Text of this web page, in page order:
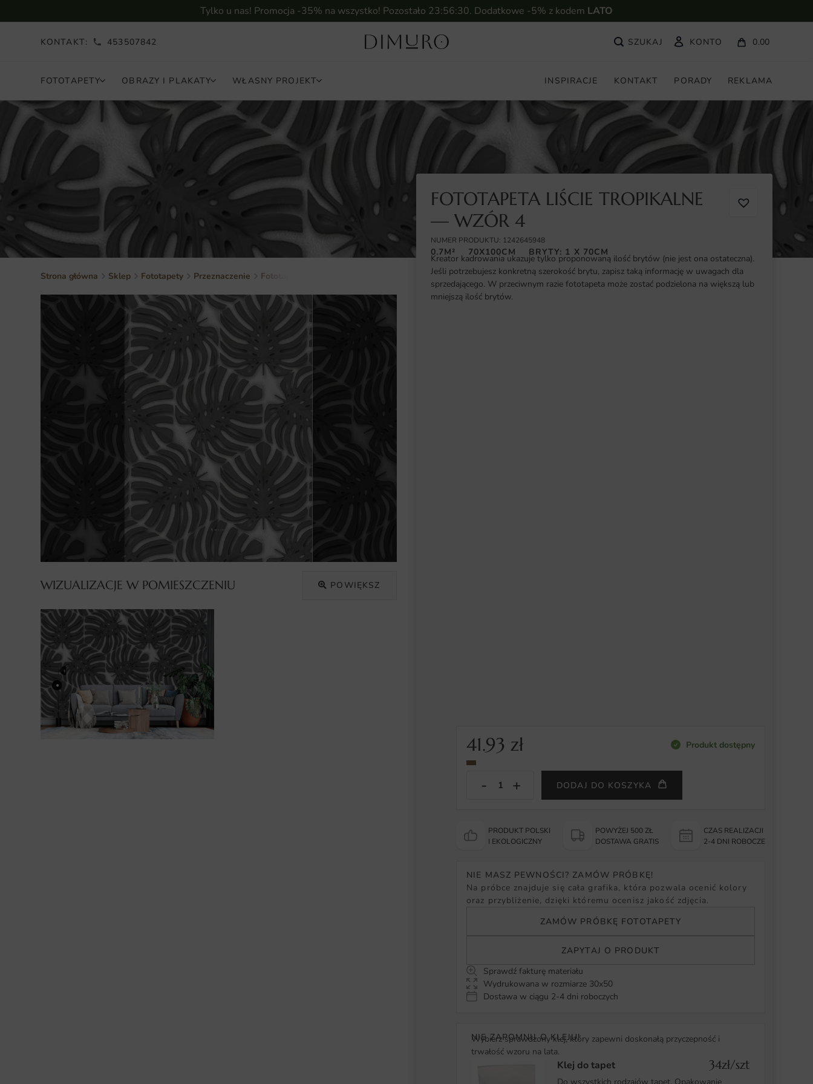
Tylko u nas! Promocja -35% na wszystko! Pozostało 23:56:29. Dodatkowe -5% z kodem LATO
KONTAKT: 453507842 KONTO 0.00
FOTOTAPETY OBRAZY I PLAKATY WŁASNY PROJEKT INSPIRACJE KONTAKT PORADY REKLAMA
Strona główna Sklep Fototapety Przeznaczenie Fototapety do salonu Fototapeta Liście Tropikalne
WIZUALIZACJE W POMIESZCZENIU POWIĘKSZ
FOTOTAPETA LIŚCIE TROPIKALNE
— WZÓR 4
NUMER PRODUKTU: 1242645948
0.7M² 70X100CM BRYTY: 1 X 70CM
Kreator kadrowania ukazuje tylko proponowaną ilość brytów (nie jest ona ostateczna).
Jeśli potrzebujesz konkretną szerokość brytu, zapisz taką informację w uwagach dla
sprzedającego. W przeciwnym razie fototapeta może zostać podzielona na większą lub
mniejszą ilość brytów.
41.93zł Produkt dostępny
DODAJ DO KOSZYKA
PRODUKT POLSKI
I EKOLOGICZNY
POWYŻEJ 500 ZŁ
DOSTAWA GRATIS
CZAS REALIZACJI
2-4 DNI ROBOCZE
NIE MASZ PEWNOŚCI? ZAMÓW PRÓBKĘ!
Na próbce znajduje się cała grafika, która pozwala ocenić kolory
oraz przybliżenie, dzięki któremu ocenisz jakość zdjęcia.
ZAMÓW PRÓBKĘ FOTOTAPETY
ZAPYTAJ O PRODUKT
Sprawdź fakturę materiału
Wydrukowana w rozmiarze 30x50
Dostawa w ciągu 2-4 dni roboczych
NIE ZAPOMNIJ O KLEJU!
Wybierz sprawdzony klej, który zapewni doskonałą przyczepność i
trwałość wzoru na lata.
Klej do tapet 34zł/szt